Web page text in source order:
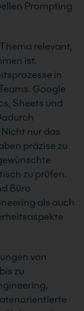
Prompting
relevant,
ist.
in
Google
Sheets und
nur das
präzise zu
zu prüfen.
Büro
als auch
von
zu